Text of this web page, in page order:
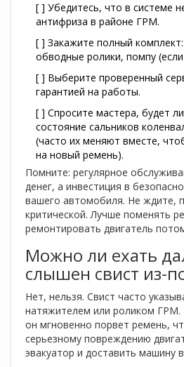
[ ] Убедитесь, что в системе
антифриза в районе ГРМ.
[ ] Закажите полный
обводные ролики, помпу
[ ] Выберите проверенный
гарантией на работы.
[ ] Спросите мастера, будет
состояние сальников
(часто их меняют вместе,
на новый ремень).
Помните: регулярное
денег, а инвестиция в
вашего автомобиля. Не ждите,
критической. Лучше поменять
ремонтировать двигатель
Можно ли ехать
слышен свист из-
Нет, нельзя. Свист часто
натяжителем или роликом ГРМ.
он мгновенно порвет ремень,
серьезному повреждению
эвакуатор и доставить машину